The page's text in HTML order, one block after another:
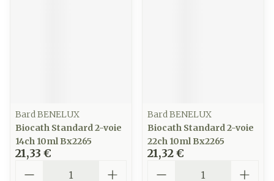
Bard BENELUX
Biocath Standard 2-voie
14ch 10ml Bx2265
21,33 €
Bard BENELUX
Biocath Standard 2-voie
22ch 10ml Bx2265
21,32 €